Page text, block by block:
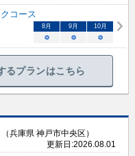
コース
8月 9月 10月
○ ○ ○
るプランはこちら
（兵庫県 神戸市中央区）
更新日:2026.08.01